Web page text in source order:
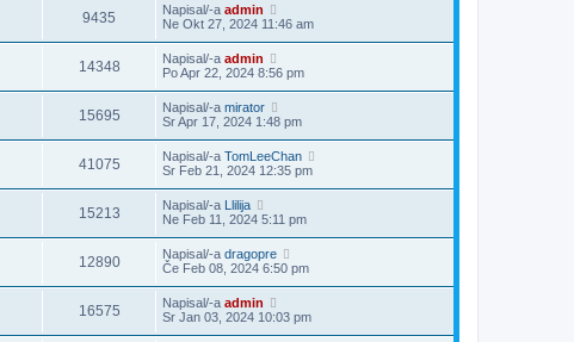
9435 Napisal/-a admin
Ne Okt 27, 2024 11:46 am
14348 Napisal/-a admin
Po Apr 22, 2024 8:56 pm
15695 Napisal/-a mirator
Sr Apr 17, 2024 1:48 pm
41075 Napisal/-a TomLeeChan
Sr Feb 21, 2024 12:35 pm
15213 Napisal/-a Llilija
Ne Feb 11, 2024 5:11 pm
12890 Napisal/-a dragopre
Če Feb 08, 2024 6:50 pm
16575 Napisal/-a admin
Sr Jan 03, 2024 10:03 pm